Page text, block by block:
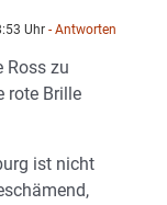
Uhr - Antworten
Ross zu
rote Brille
ist nicht